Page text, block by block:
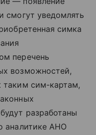
смогут уведомлять
симка
перечень
возможностей,
таким сим-картам,
разработаны
аналитике АНО